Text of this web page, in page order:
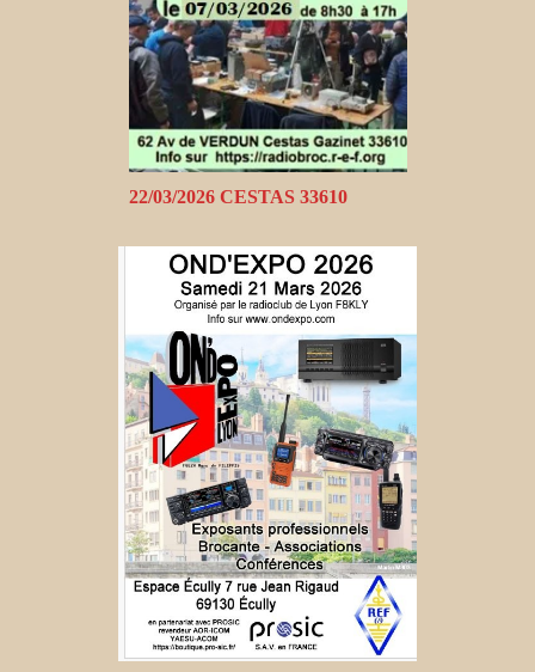
22/03/2026 CESTAS 33610